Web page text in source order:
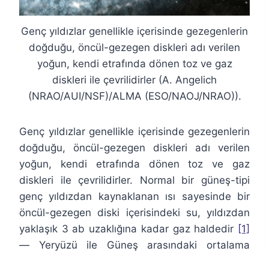
Genç yıldızlar genellikle içerisinde gezegenlerin
doğduğu, öncül-gezegen diskleri adı verilen
yoğun, kendi etrafında dönen toz ve gaz
diskleri ile çevrilidirler (A. Angelich
(NRAO/AUI/NSF)/ALMA (ESO/NAOJ/NRAO)).
Genç yıldızlar genellikle içerisinde gezegenlerin
doğduğu, öncül-gezegen diskleri adı verilen
yoğun, kendi etrafında dönen toz ve gaz
diskleri ile çevrilidirler. Normal bir güneş-tipi
genç yıldızdan kaynaklanan ısı sayesinde bir
öncül-gezegen diski içerisindeki su, yıldızdan
yaklaşık 3 ab uzaklığına kadar gaz haldedir [1]
— Yeryüzü ile Güneş arasındaki ortalama